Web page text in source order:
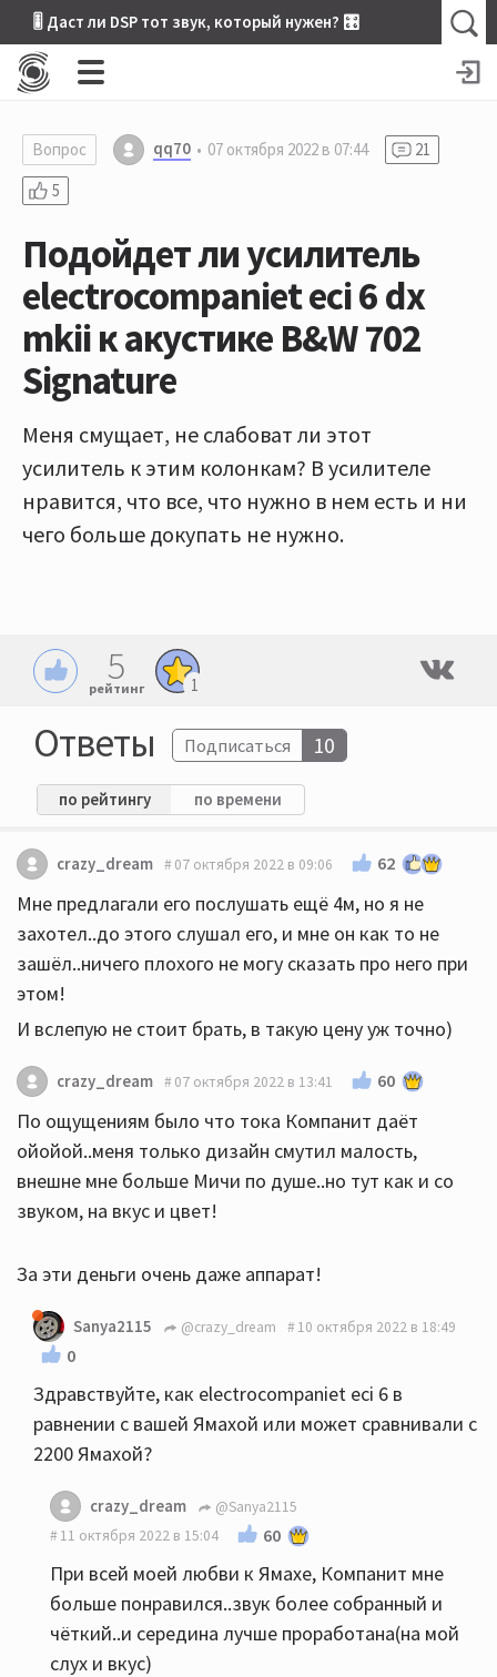
🎚 Даст ли DSP тот звук, который нужен? 🎛
Вопрос qq70 07 октября 2022 в 07:44
21
5
Подойдет ли усилитель
electrocompaniet eci 6 dx
mkii к акустике B&W 702
Signature
Меня смущает, не слабоват ли этот
усилитель к этим колонкам? В усилителе
нравится, что все, что нужно в нем есть и ни
чего больше докупать не нужно.
5
рейтинг 1
Ответы Подписаться 10
по рейтингу по времени
crazy_dream 07 октября 2022 в 09:06 62
Мне предлагали его послушать ещё 4м, но я не
захотел..до этого слушал его, и мне он как то не
зашёл..ничего плохого не могу сказать про него при
этом!
И вслепую не стоит брать, в такую цену уж точно)
crazy_dream 07 октября 2022 в 13:41 60
По ощущениям было что тока Компанит даёт
ойойой..меня только дизайн смутил малость,
внешне мне больше Мичи по душе..но тут как и со
звуком, на вкус и цвет!
За эти деньги очень даже аппарат!
Sanya2115 @crazy_dream 10 октября 2022 в 18:49
0
Здравствуйте, как electrocompaniet eci 6 в
равнении с вашей Ямахой или может сравнивали с
2200 Ямахой?
crazy_dream
@Sanya2115
11 октября 2022 в 15:04
60
При всей моей любви к Ямахе, Компанит мне
больше понравился..звук более собранный и
чёткий..и середина лучше проработана(на мой
слух и вкус)